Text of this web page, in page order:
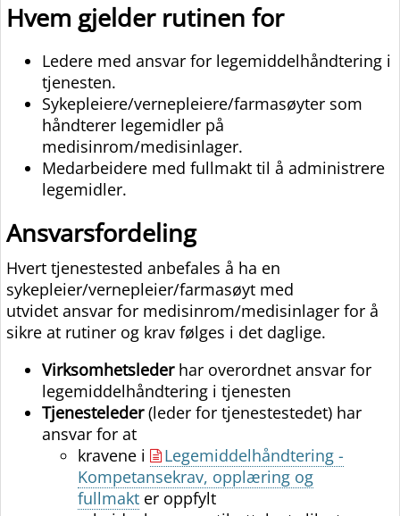
Hvem gjelder rutinen for
Ledere med ansvar for legemiddelhåndtering i
tjenesten.
Sykepleiere/vernepleiere/farmasøyter som
håndterer legemidler på
medisinrom/medisinlager.
Medarbeidere med fullmakt til å administrere
legemidler.
Ansvarsfordeling
Hvert tjenestested anbefales å ha en
sykepleier/vernepleier/farmasøyt med
utvidet ansvar for medisinrom/medisinlager for å
sikre at rutiner og krav følges i det daglige.
Virksomhetsleder har overordnet ansvar for
legemiddelhåndtering i tjenesten
Tjenesteleder(leder for tjenestestedet) har
ansvar for at
kravene i
Legemiddelhåndtering -
Kompetansekrav, opplæring og
fullmakt er oppfylt